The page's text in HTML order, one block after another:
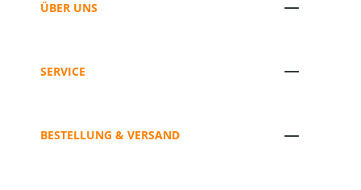
ÜBER UNS
SERVICE
BESTELLUNG & VERSAND